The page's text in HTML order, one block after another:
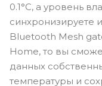
0.1°C, а уровень
синхронизируете
Bluetooth Mesh
Home, то вы
данных
температуры и